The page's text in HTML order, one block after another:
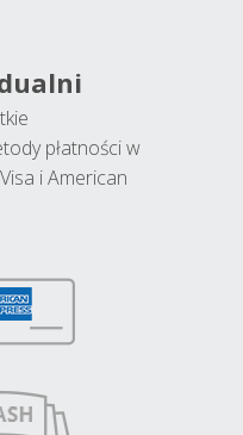
płatności w
i American